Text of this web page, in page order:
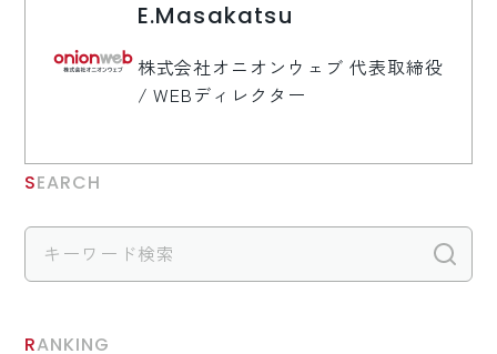
E.Masakatsu
株式会社オニオンウェブ 代表取締役
/ WEBディレクター
SEARCH
RANKING